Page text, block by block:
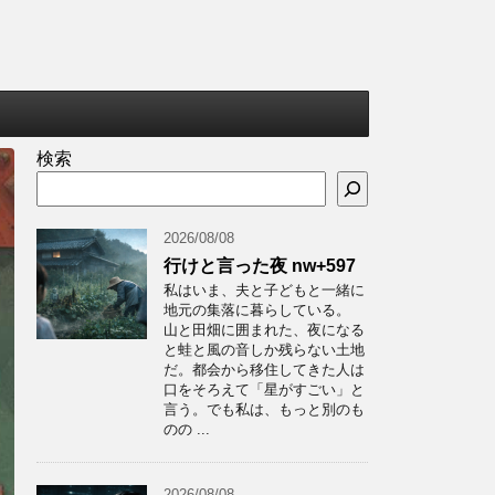
検索
2026/08/08
行けと言った夜 nw+597
私はいま、夫と子どもと一緒に
地元の集落に暮らしている。
山と田畑に囲まれた、夜になる
と蛙と風の音しか残らない土地
だ。都会から移住してきた人は
口をそろえて「星がすごい」と
言う。でも私は、もっと別のも
のの ...